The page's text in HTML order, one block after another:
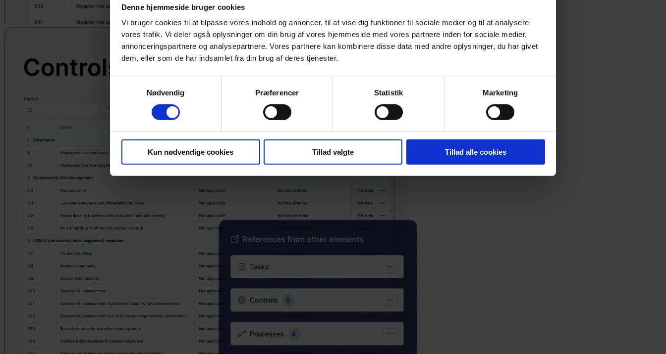
Denne hjemmeside bruger cookies
Vi bruger cookies til at tilpasse vores indhold og annoncer, til at vise dig funktioner til sociale medier og til at analysere
vores trafik. Vi deler også oplysninger om din brug af vores hjemmeside med vores partnere inden for sociale medier,
annonceringspartnere og analysepartnere. Vores partnere kan kombinere disse data med andre oplysninger, du har givet
dem, eller som de har indsamlet fra din brug af deres tjenester.
Nødvendig
Præferencer Statistik Marketing
Kun nødvendige cookies Tillad valgte Tillad alle cookies